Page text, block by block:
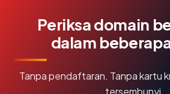
Periksa domain
dalam
Tanpa pendaftaran. Tanpa kartu